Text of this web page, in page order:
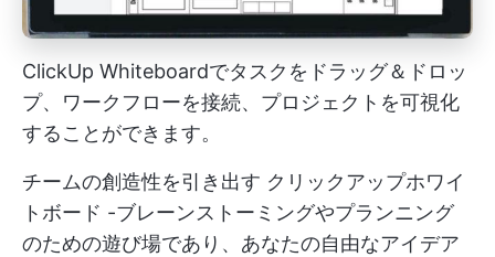
ClickUp Whiteboardでタスクをドラッグ＆ドロッ
プ、ワークフローを接続、プロジェクトを可視化
することができます。
チームの創造性を引き出す クリックアップホワイ
トボード -ブレーンストーミングやプランニング
のための遊び場であり、あなたの自由なアイデア